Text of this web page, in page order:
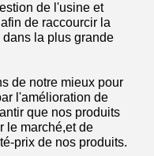
de l'usine et
de raccourcir la
la plus grande
de notre mieux pour
l'amélioration de
que nos produits
le marché,et de
prix de nos produits.